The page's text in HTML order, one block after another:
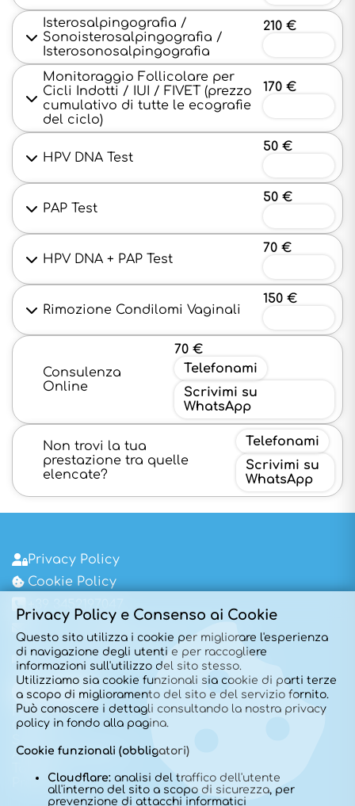
Isterosalpingografia /
Sonoisterosalpingografia /
Isterosonosalpingografia
210 €
Monitoraggio Follicolare per
Cicli Indotti / IUI / FIVET (prezzo
cumulativo di tutte le ecografie
del ciclo)
170 €
HPV DNA Test
50 €
PAP Test
50 €
HPV DNA + PAP Test
70 €
Rimozione Condilomi Vaginali
150 €
Consulenza
Online
70 €
Telefonami
Scrivimi su
WhatsApp
Non trovi la tua
prestazione tra quelle
elencate?
Telefonami
Scrivimi su
WhatsApp
Privacy Policy e Consenso ai Cookie
Questo sito utilizza i cookie per migliorare l'esperienza
di navigazione degli utenti e per raccogliere
informazioni sull'utilizzo del sito stesso.
Utilizziamo sia cookie funzionali sia cookie di parti terze
a scopo di miglioramento del sito e del servizio fornito.
Può conoscere i dettagli consultando la nostra privacy
policy in fondo alla pagina.
Cookie funzionali (obbligatori)
Cloudflare: analisi del traffico dell'utente
all'interno del sito a scopo di sicurezza, per
prevenzione di attacchi informatici
Privacy Policy
Cookie Policy
ginecologo@dottoralessiorusso.it
Via Paolo Bembo 26
Dossobuono – Villafranca di Verona
Home
Chi sono
Approfondimenti
Prenota